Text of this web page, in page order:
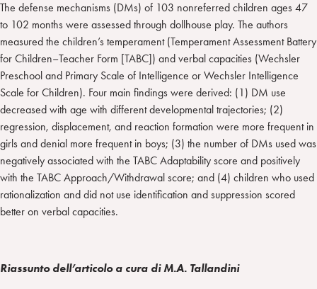
n e
r
m
The defense mechanisms (DMs) of 103 nonreferred children ages 47
to 102 months were assessed through dollhouse play. The authors
measured the children’s temperament (Temperament Assessment Battery
for Children–Teacher Form [TABC]) and verbal capacities (Wechsler
Preschool and Primary Scale of Intelligence or Wechsler Intelligence
Scale for Children). Four main findings were derived: (1) DM use
decreased with age with different developmental trajectories; (2)
regression, displacement, and reaction formation were more frequent in
girls and denial more frequent in boys; (3) the number of DMs used was
negatively associated with the TABC Adaptability score and positively
with the TABC Approach/Withdrawal score; and (4) children who used
rationalization and did not use identification and suppression scored
better on verbal capacities.
Riassunto dell’articolo a cura di M.A. Tallandini